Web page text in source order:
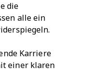
die
alle ein
Karriere
einer klaren